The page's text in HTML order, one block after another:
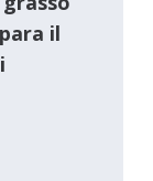
il